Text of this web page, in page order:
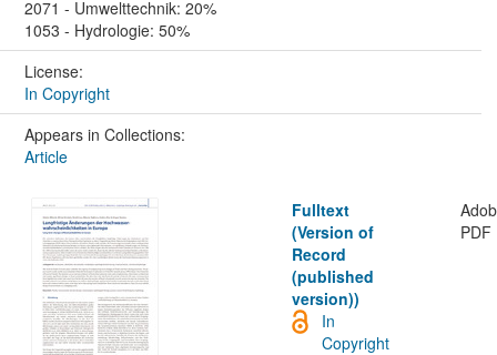
2071 - Umwelttechnik: 20%
1053 - Hydrologie: 50%
License:
In Copyright
Appears in Collections:
Article
Fulltext
(Version of
Record
(published
version))
PDF
In
Copyright